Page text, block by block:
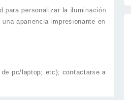
para personalizar la iluminación
apariencia impresionante en
pc/laptop; etc); contactarse a